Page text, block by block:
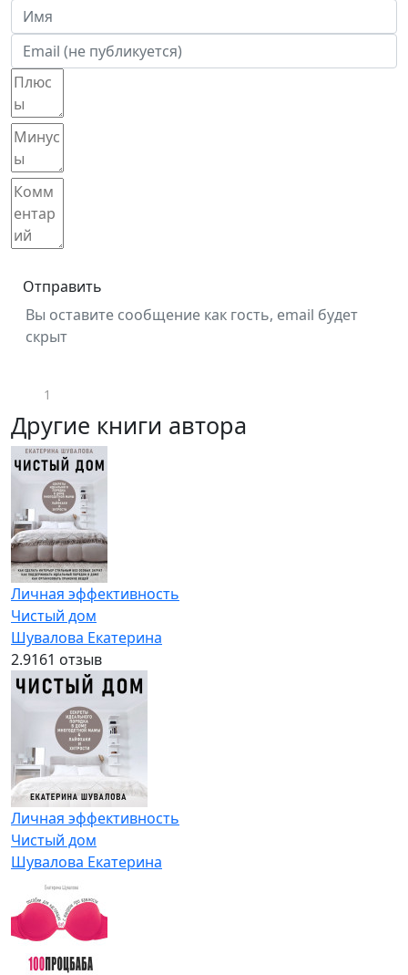
Отправить
Вы оставите сообщение как гость, email будет
скрыт
1
Другие книги автора
Личная эффективность
Чистый дом
Шувалова Екатерина
2.9161 отзыв
Личная эффективность
Чистый дом
Шувалова Екатерина